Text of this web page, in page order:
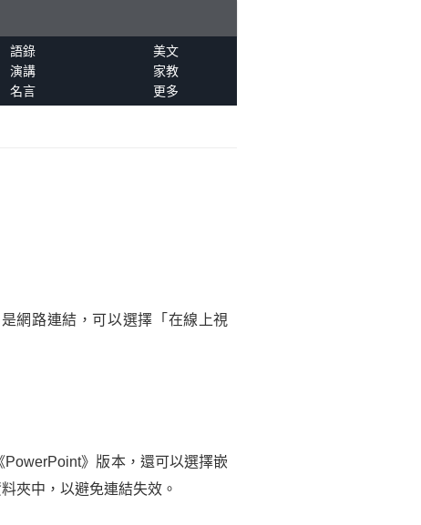
語錄
美文
演講
家教
名言 更多
網路連結，可以選擇「在線上視
》版本，還可以選擇嵌
夾中，以避免連結失效。